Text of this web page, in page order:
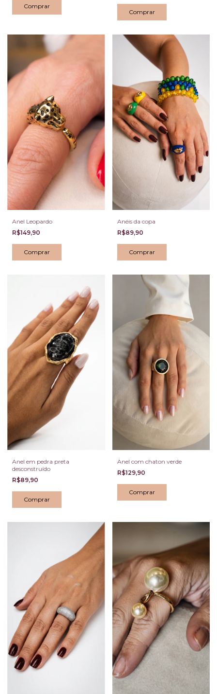
Anel Leopardo
R$149,90
Anéis da copa
R$89,90
Comprar
Anel em pedra preta
desconstruído
R$89,90
Anel com chaton verde
R$129,90